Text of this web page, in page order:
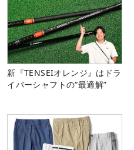
新『TENSEIオレンジ』はドラ
イバーシャフトの“最適解”